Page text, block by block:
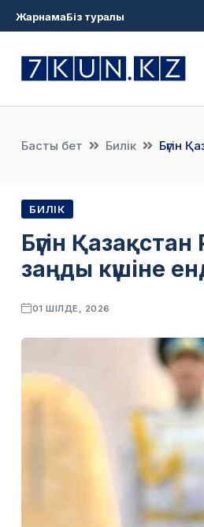
ЖарнамаБіз туралы
Басты бет Билік Бүгін
БИЛІК
Бүгін
заңды күшіне
01 ШІЛДЕ, 2026